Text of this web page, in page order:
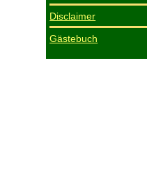
Disclaimer
Gästebuch